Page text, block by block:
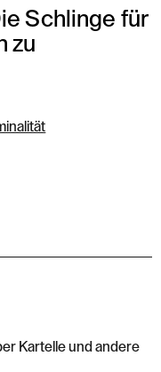
Schlinge für
zu
Kartelle und andere